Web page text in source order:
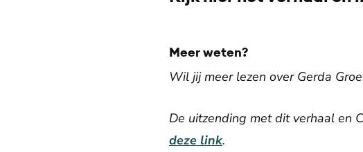
Meer weten?
Wil jij meer lezen over Gerda
De uitzending met dit verhaal en
deze link.